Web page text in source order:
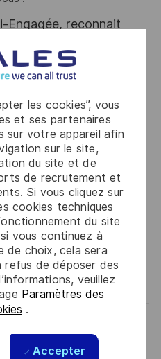
les cookies”, vous
et ses partenaires
sur votre appareil afin
sur le site,
du site et de
de recrutement et
Si vous cliquez sur
cookies techniques
du site
vous continuez à
de choix, cela sera
refus de déposer des
veuillez
Paramètres des
.
Accepter
Engagée, reconnait
est notre meilleur
nous !
d'accéder à des
de la défense
fera l'objet d'une
aux
1 et suivants du
1300 SGDSN/PSE
Sauvegarder